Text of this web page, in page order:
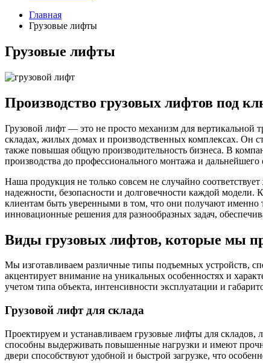
Главная
Грузовые лифты
Грузовые лифты
Производство грузовых лифтов под
Грузовой лифт — это не просто механизм для вертикальной
складах, жилых домах и производственных комплексах. Он
также повышая общую производительность бизнеса. В
производства до профессионального монтажа и
Наша продукция не только совсем не случайно
надежности, безопасности и долговечности каждой модели.
клиентам быть уверенными в том, что они получают именно
инновационные решения для разнообразных задач,
Виды грузовых лифтов, которые мы
Мы изготавливаем различные типы подъемных устройств,
акцентирует внимание на уникальных особенностях и
учетом типа объекта, интенсивности эксплуатации и
Грузовой лифт для склада
Проектируем и устанавливаем грузовые лифты для складов,
способны выдерживать повышенные нагрузки и имеют
двери способствуют удобной и быстрой загрузке, что